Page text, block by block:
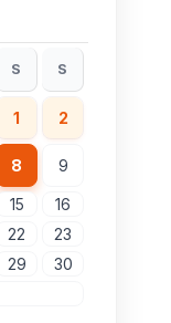
S S
1 2
8 9
15
16
22
23
29
30